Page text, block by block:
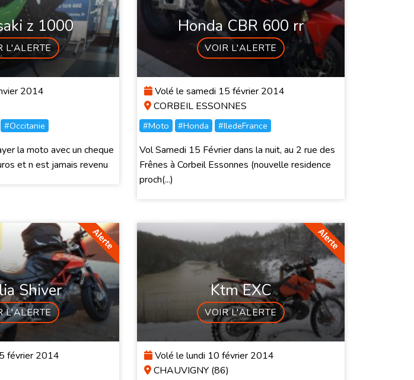
z 1000
L'ALERTE
2014
#Occitanie
la moto avec un cheque
et n est jamais revenu
Honda CBR 600 rr
VOIR L'ALERTE
Volé le samedi 15 février 2014
CORBEIL ESSONNES
#Moto #Honda #IledeFrance
Vol Samedi 15 Février dans la nuit, au 2 rue des
Frênes à Corbeil Essonnes (nouvelle residence
proch(...)
Shiver
L'ALERTE
février 2014
Ktm EXC
VOIR L'ALERTE
Volé le lundi 10 février 2014
CHAUVIGNY (86)